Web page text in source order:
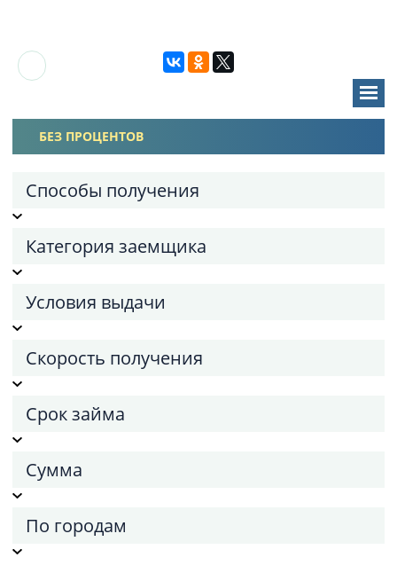
БЕЗ ПРОЦЕНТОВ
Способы получения
Категория заемщика
Условия выдачи
Скорость получения
Срок займа
Сумма
По городам